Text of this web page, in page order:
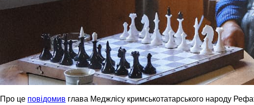
Про це повідомив глава Меджлісу кримськотатарського народу